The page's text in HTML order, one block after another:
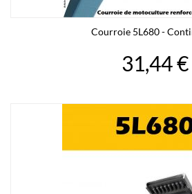
Courroie 5L680 -
31,44 €